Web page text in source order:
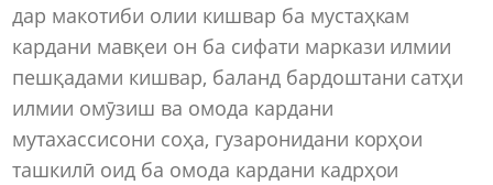
дар макотиби олии кишвар ба мустаҳкам
кардани мавқеи он ба сифати маркази илмии
пешқадами кишвар, баланд бардоштани сатҳи
илмии омӯзиш ва омода кардани
мутахассисони соҳа, гузаронидани корҳои
ташкилӣ оид ба омода кардани кадрҳои